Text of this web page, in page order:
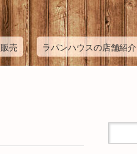
売 ラパンハウスの店舗紹介